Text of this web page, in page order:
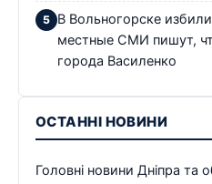
В Вольногорске
местные СМИ пишут,
города Василенко
ОСТАННІ НОВИНИ
Головні новини Дніпра та